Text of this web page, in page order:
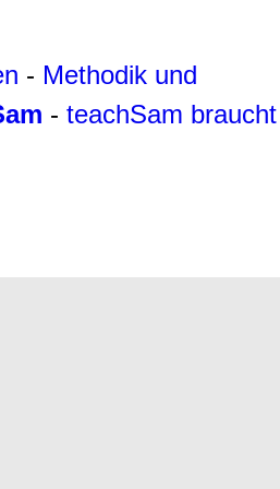
- Methodik und
- teachSam braucht